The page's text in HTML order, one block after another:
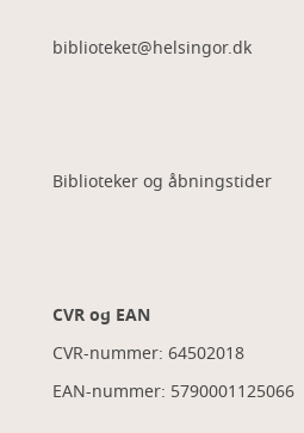
biblioteket@helsingor.dk
Biblioteker og åbningstider
CVR og EAN
CVR-nummer: 64502018
EAN-nummer: 5790001125066